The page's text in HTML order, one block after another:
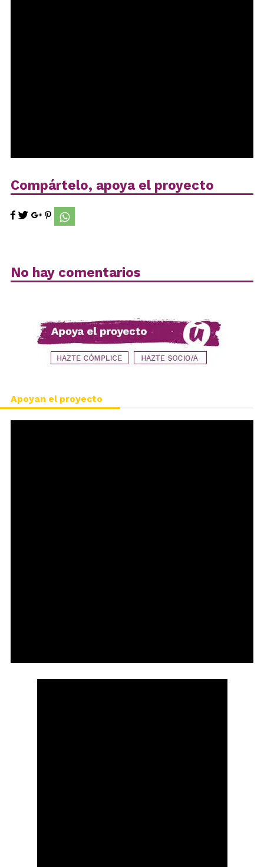
Compártelo, apoya el proyecto
No hay comentarios
Apoyan el proyecto